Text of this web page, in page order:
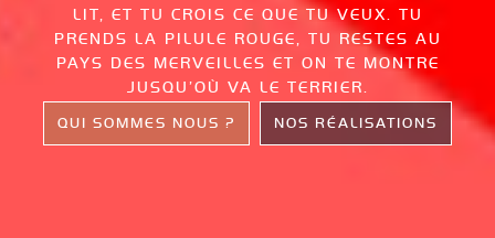
LIT, ET TU CROIS CE QUE TU VEUX.
TU
PRENDS LA PILULE ROUGE, TU RESTES AU
PAYS DES MERVEILLES ET ON TE MONTRE
JUSQU’OÙ VA LE TERRIER.
QUI SOMMES NOUS ? NOS RÉALISATIONS